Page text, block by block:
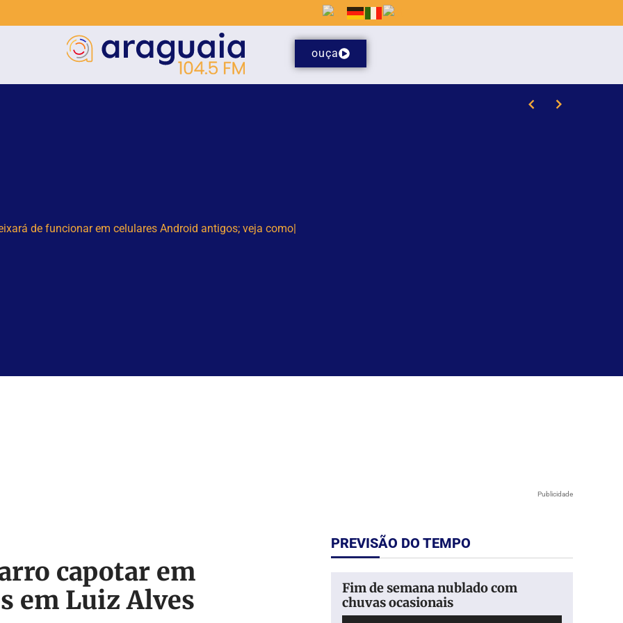
ouça
de Trânsito de Brusque vira tema de aniversário e reforça proximidade com a comunidade
Publicidade
capotar em
em Luiz Alves
PREVISÃO DO TEMPO
Fim de semana nublado com
chuvas ocasionais